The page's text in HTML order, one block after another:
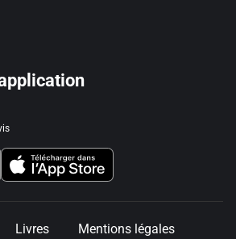
Livres
Mentions légales